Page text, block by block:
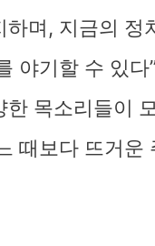
하며, 지금의 정
야기할 수 있다
한 목소리들이
때보다 뜨거운